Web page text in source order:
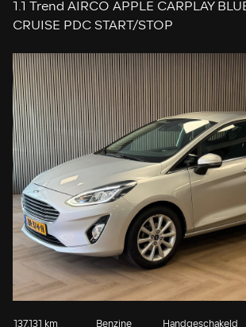
1.1 Trend AIRCO APPLE CARPLAY
CRUISE PDC START/STOP
137.131 km Benzine Handgeschakeld